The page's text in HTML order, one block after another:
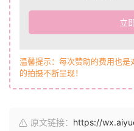
立
温馨提示：每次赞助的费用也
的拍摄不断呈现！
原文链接： https://